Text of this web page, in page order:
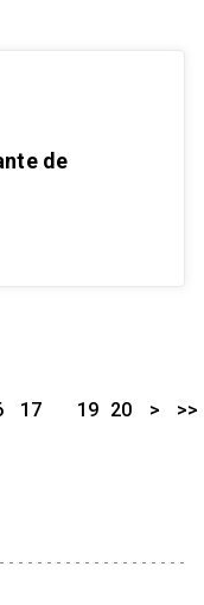
de
17
19 20 > >>